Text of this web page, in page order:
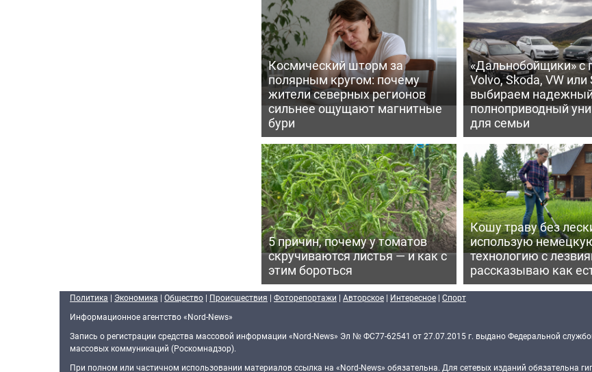
Космический шторм за
полярным кругом: почему
жители северных регионов
сильнее ощущают магнитные
бури
«Дальнобойщики» с
Volvo, Skoda, VW или
выбираем надежный
полноприводный
для семьи
5 причин, почему у томатов
скручиваются листья — и как с
этим бороться
Кошу траву без
использую
технологию с
рассказываю как
Политика | Экономика | Общество | Происшествия | Фоторепортажи | Авторское | Интересное | Спорт
Информационное агентство «Nord-News»
Запись о регистрации средства массовой информации «Nord-News» Эл № ФС77-62541 от 27.07.2015 г. выдано Федеральной
массовых коммуникаций (Роскомнадзор).
При полном или частичном использовании материалов ссылка на «Nord-News» обязательна. Для сетевых изданий обязательна